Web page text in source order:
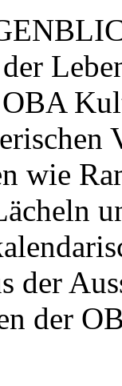
wie
der
der